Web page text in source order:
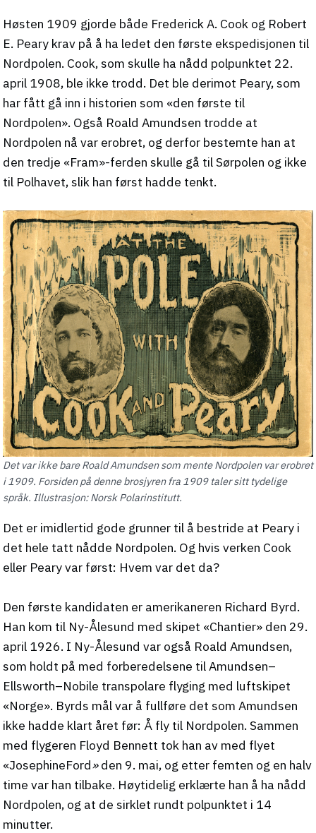
Høsten 1909 gjorde både Frederick A. Cook og Robert
E. Peary krav på å ha ledet den første ekspedisjonen til
Nordpolen. Cook, som skulle ha nådd polpunktet 22.
april 1908, ble ikke trodd. Det ble derimot Peary, som
har fått gå inn i historien som «den første til
Nordpolen». Også Roald Amundsen trodde at
Nordpolen nå var erobret, og derfor bestemte han at
den tredje «Fram»-ferden skulle gå til Sørpolen og ikke
til Polhavet, slik han først hadde tenkt.
Det var ikke bare Roald Amundsen som mente Nordpolen var erobret
i 1909. Forsiden på denne brosjyren fra 1909 taler sitt tydelige
språk. Illustrasjon: Norsk Polarinstitutt.
Det er imidlertid gode grunner til å bestride at Peary i
det hele tatt nådde Nordpolen. Og hvis verken Cook
eller Peary var først: Hvem var det da?
Den første kandidaten er amerikaneren Richard Byrd.
Han kom til Ny-Ålesund med skipet «Chantier» den 29.
april 1926. I Ny-Ålesund var også Roald Amundsen,
som holdt på med forberedelsene til Amundsen–
Ellsworth–Nobile transpolare flyging med luftskipet
«Norge». Byrds mål var å fullføre det som Amundsen
ikke hadde klart året før: Å fly til Nordpolen. Sammen
med flygeren Floyd Bennett tok han av med flyet
«JosephineFord»den 9. mai, og etter femten og en halv
time var han tilbake. Høytidelig erklærte han å ha nådd
Nordpolen, og at de sirklet rundt polpunktet i 14
minutter.